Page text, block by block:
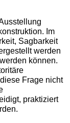
Im
Sagbarkeit
werden
können.
Frage nicht
praktiziert